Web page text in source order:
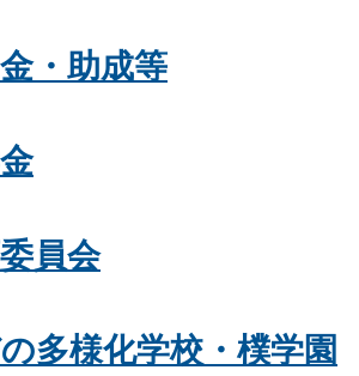
・助成等
員会
多様化学校・樸学園